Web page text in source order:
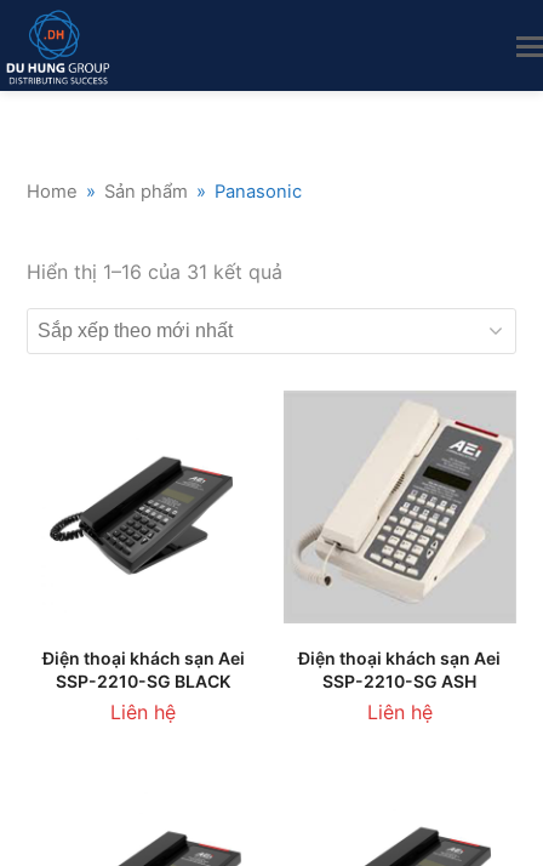
Home » Sản phẩm » Panasonic
Hiển thị 1–16 của 31 kết quả
sắp
xếp
Điện thoại khách sạn Aei
SSP-2210-SG BLACK
Liên hệ
Điện thoại khách sạn Aei
SSP-2210-SG ASH
Liên hệ